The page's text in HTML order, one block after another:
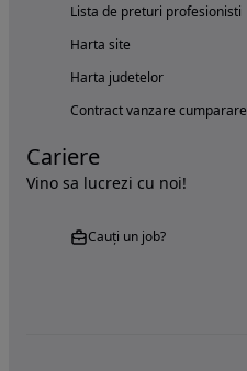
Lista de preturi profesionisti
Harta site
Harta judetelor
Contract vanzare cumparare
Cariere
Vino sa lucrezi cu noi!
Cauți un job?